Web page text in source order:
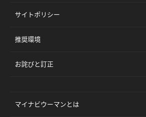
サイトポリシー
推奨環境
お詫びと訂正
マイナビウーマンとは